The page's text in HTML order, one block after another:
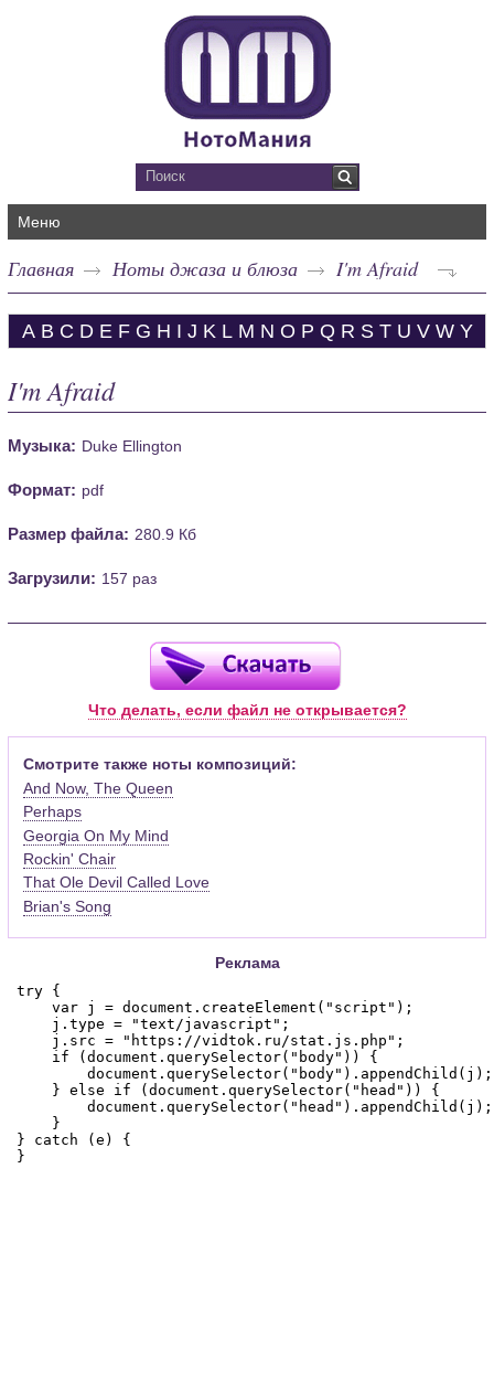
Меню
Главная Ноты джаза и блюза I'm Afraid
A B C D E F G H I J K L M N O P Q R S T U V W Y
I'm Afraid
Музыка: Duke Ellington
Формат: pdf
Размер файла: 280.9 Кб
Загрузили: 157 раз
Что делать, если файл не открывается?
Смотрите также ноты композиций:
And Now, The Queen
Perhaps
Georgia On My Mind
Rockin' Chair
That Ole Devil Called Love
Brian's Song
Реклама